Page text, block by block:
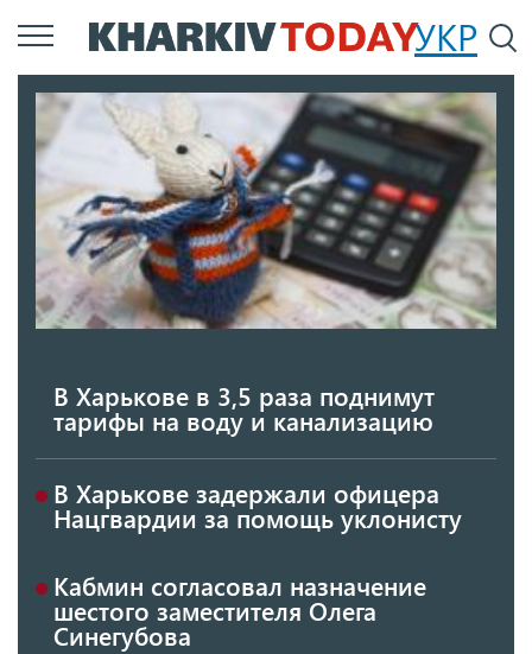
Перейти
к
содержанию
УКР
В Харькове в 3,5 раза поднимут
тарифы на воду и канализацию
В Харькове задержали офицера
Нацгвардии за помощь уклонисту
Кабмин согласовал назначение
шестого заместителя Олега
Синегубова